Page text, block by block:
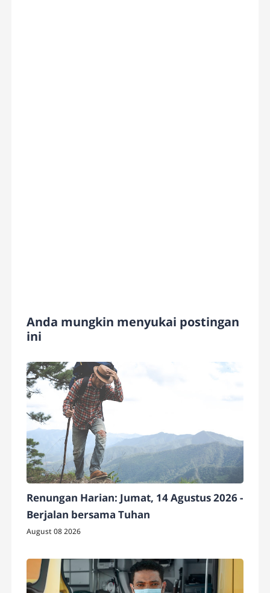
Anda mungkin menyukai postingan
ini
Renungan Harian: Jumat, 14 Agustus 2026 -
Berjalan bersama Tuhan
August 08 2026